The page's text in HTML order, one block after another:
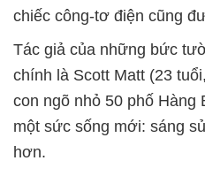
chiếc công-tơ điện cũng
Tác giả của những bức
chính là Scott Matt (23
con ngõ nhỏ 50 phố Hàng
một sức sống mới: sáng
hơn.